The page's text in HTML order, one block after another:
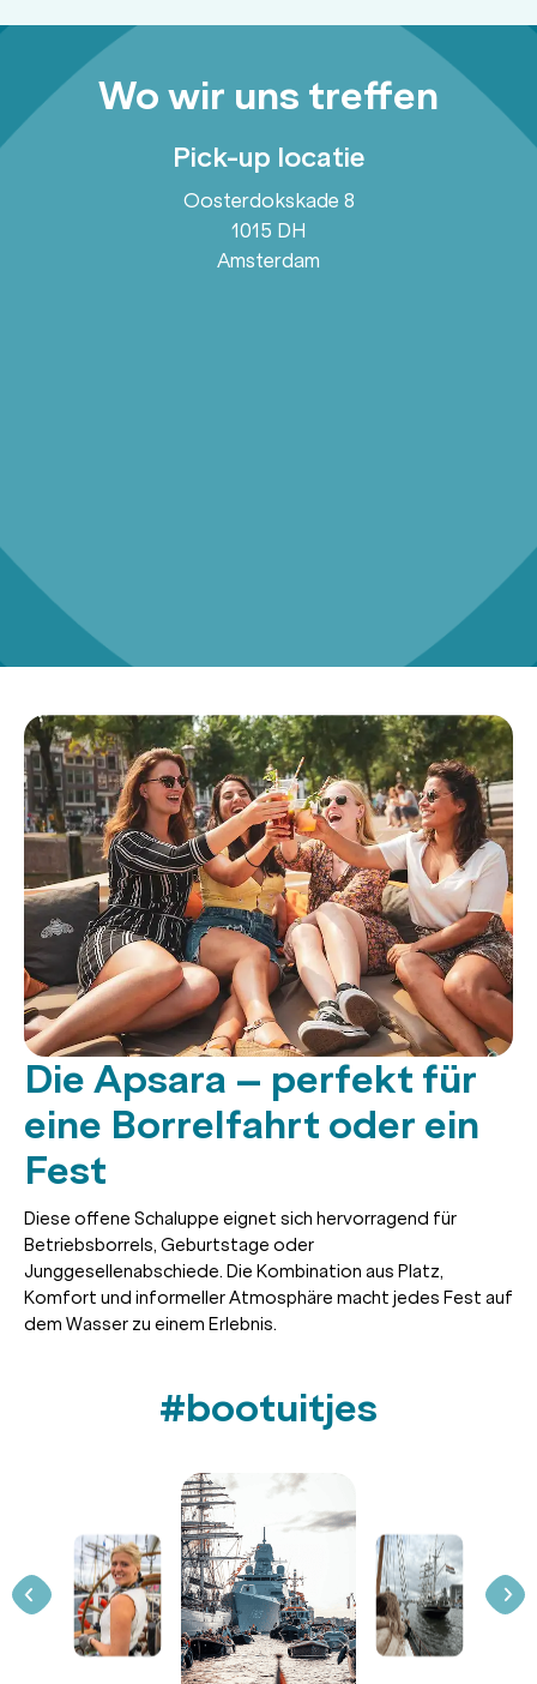
Wo wir uns treffen
Pick-up locatie
Oosterdokskade 8
1015 DH
Amsterdam
Die Apsara – perfekt für
eine Borrelfahrt oder ein
Fest
Diese offene Schaluppe eignet sich hervorragend für
Betriebsborrels, Geburtstage oder
Junggesellenabschiede. Die Kombination aus Platz,
Komfort und informeller Atmosphäre macht jedes Fest auf
dem Wasser zu einem Erlebnis.
#bootuitjes